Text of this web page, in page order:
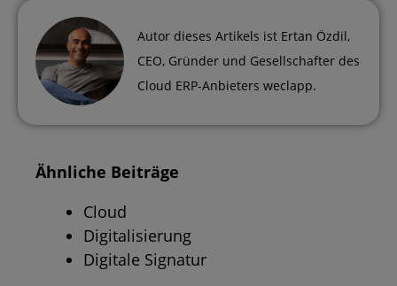
Autor dieses Artikels ist Ertan Özdil,
CEO, Gründer und Gesellschafter des
Cloud ERP-Anbieters weclapp.
Ähnliche Beiträge
Cloud
Digitalisierung
Digitale Signatur